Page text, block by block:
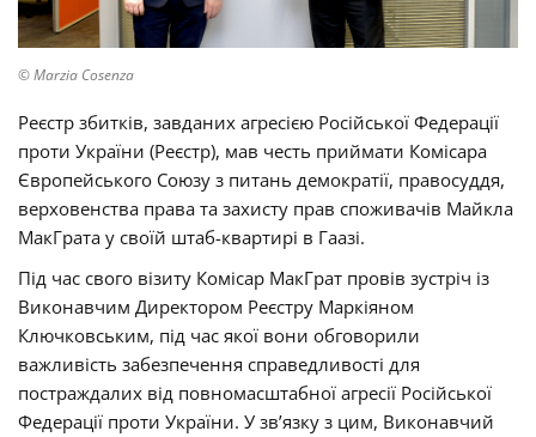
© Marzia Cosenza
Реєстр збитків, завданих агресією Російської Федерації
проти України (Реєстр), мав честь приймати Комісара
Європейського Союзу з питань демократії, правосуддя,
верховенства права та захисту прав споживачів Майкла
МакГрата у своїй штаб-квартирі в Гаазі.
Під час свого візиту Комісар МакГрат провів зустріч із
Виконавчим Директором Реєстру Маркіяном
Ключковським, під час якої вони обговорили
важливість забезпечення справедливості для
постраждалих від повномасштабної агресії Російської
Федерації проти України. У зв’язку з цим, Виконавчий